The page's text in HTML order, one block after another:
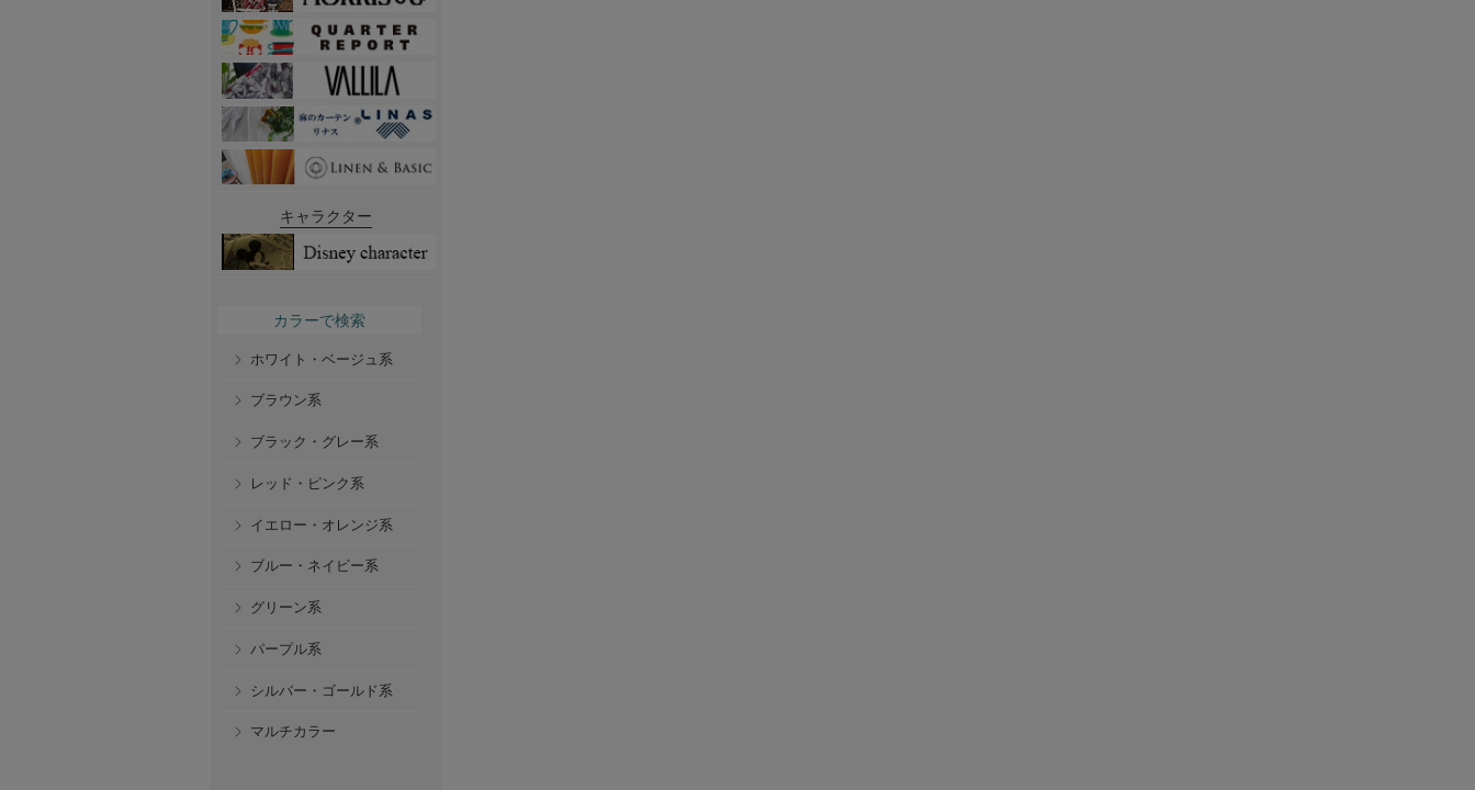
キャラクター
カラーで検索
ホワイト・ベージュ系
ブラウン系
ブラック・グレー系
レッド・ピンク系
イエロー・オレンジ系
ブルー・ネイビー系
グリーン系
パープル系
シルバー・ゴールド系
マルチカラー